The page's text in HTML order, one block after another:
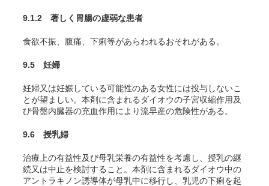
9.1.2 著しく胃腸の虚弱な患者
食欲不振、腹痛、下痢等があらわれるおそれがある。
9.5 妊婦
妊婦又は妊娠している可能性のある女性には投与しないこ
とが望ましい。本剤に含まれるダイオウの子宮収縮作用及
び骨盤内臓器の充血作用により流早産の危険性がある。
9.6 授乳婦
治療上の有益性及び母乳栄養の有益性を考慮し、授乳の継
続又は中止を検討すること。本剤に含まれるダイオウ中の
アントラキノン誘導体が母乳中に移行し、乳児の下痢を起